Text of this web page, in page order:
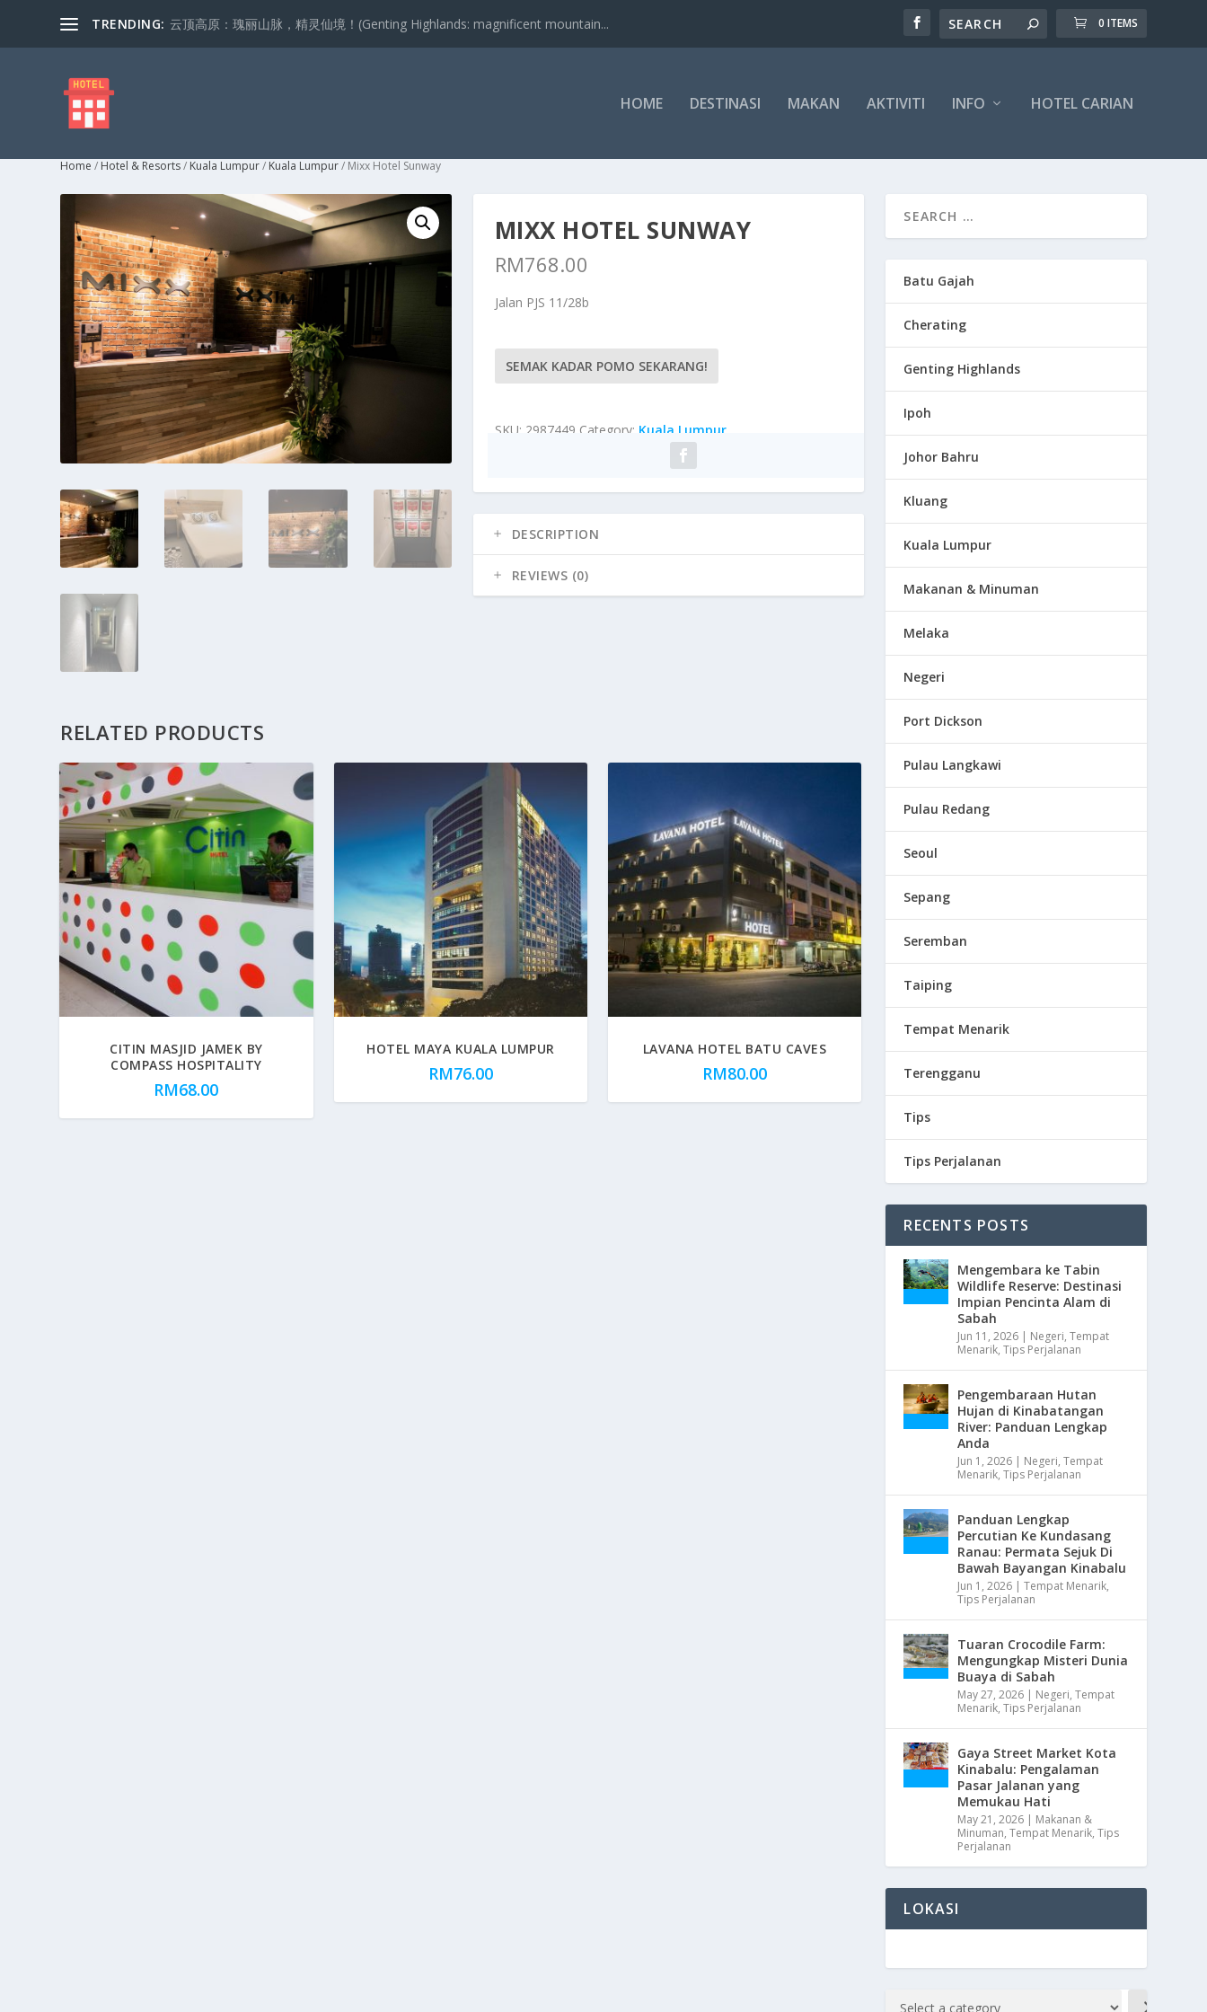
TRENDING: 云顶高原：瑰丽山脉，精灵仙境！(Genting Highlands: magnificent mountain... 0 ITEMS
HOME DESTINASI MAKAN AKTIVITI INFO HOTEL CARIAN
Home / Hotel & Resorts/ Kuala Lumpur/ Kuala Lumpur/ Mixx Hotel Sunway
MIXX HOTEL SUNWAY
RM768.00
Jalan PJS 11/28b
SEMAK KADAR POMO SEKARANG!
SKU: 2987449 Category: Kuala Lumpur
DESCRIPTION
REVIEWS (0)
RELATED PRODUCTS
CITIN MASJID JAMEK BY
COMPASS HOSPITALITY
RM68.00
HOTEL MAYA KUALA LUMPUR
RM76.00
LAVANA HOTEL BATU CAVES
RM80.00
Batu Gajah
Cherating
Genting Highlands
Ipoh
Johor Bahru
Kluang
Kuala Lumpur
Makanan & Minuman
Melaka
Negeri
Port Dickson
Pulau Langkawi
Pulau Redang
Seoul
Sepang
Seremban
Taiping
Tempat Menarik
Terengganu
Tips
Tips Perjalanan
RECENTS POSTS
Mengembara ke Tabin
Wildlife Reserve: Destinasi
Impian Pencinta Alam di
Sabah
Jun 11, 2026 | Negeri,Tempat
Menarik,Tips Perjalanan
Pengembaraan Hutan
Hujan di Kinabatangan
River: Panduan Lengkap
Anda
Jun 1, 2026 | Negeri,Tempat
Menarik,Tips Perjalanan
Panduan Lengkap
Percutian Ke Kundasang
Ranau: Permata Sejuk Di
Bawah Bayangan Kinabalu
Jun 1, 2026 |Tempat Menarik,
Tips Perjalanan
Tuaran Crocodile Farm:
Mengungkap Misteri Dunia
Buaya di Sabah
May 27, 2026 | Negeri,Tempat
Menarik,Tips Perjalanan
Gaya Street Market Kota
Kinabalu: Pengalaman
Pasar Jalanan yang
Memukau Hati
May 21, 2026 | Makanan &
Minuman,Tempat Menarik,Tips
Perjalanan
LOKASI